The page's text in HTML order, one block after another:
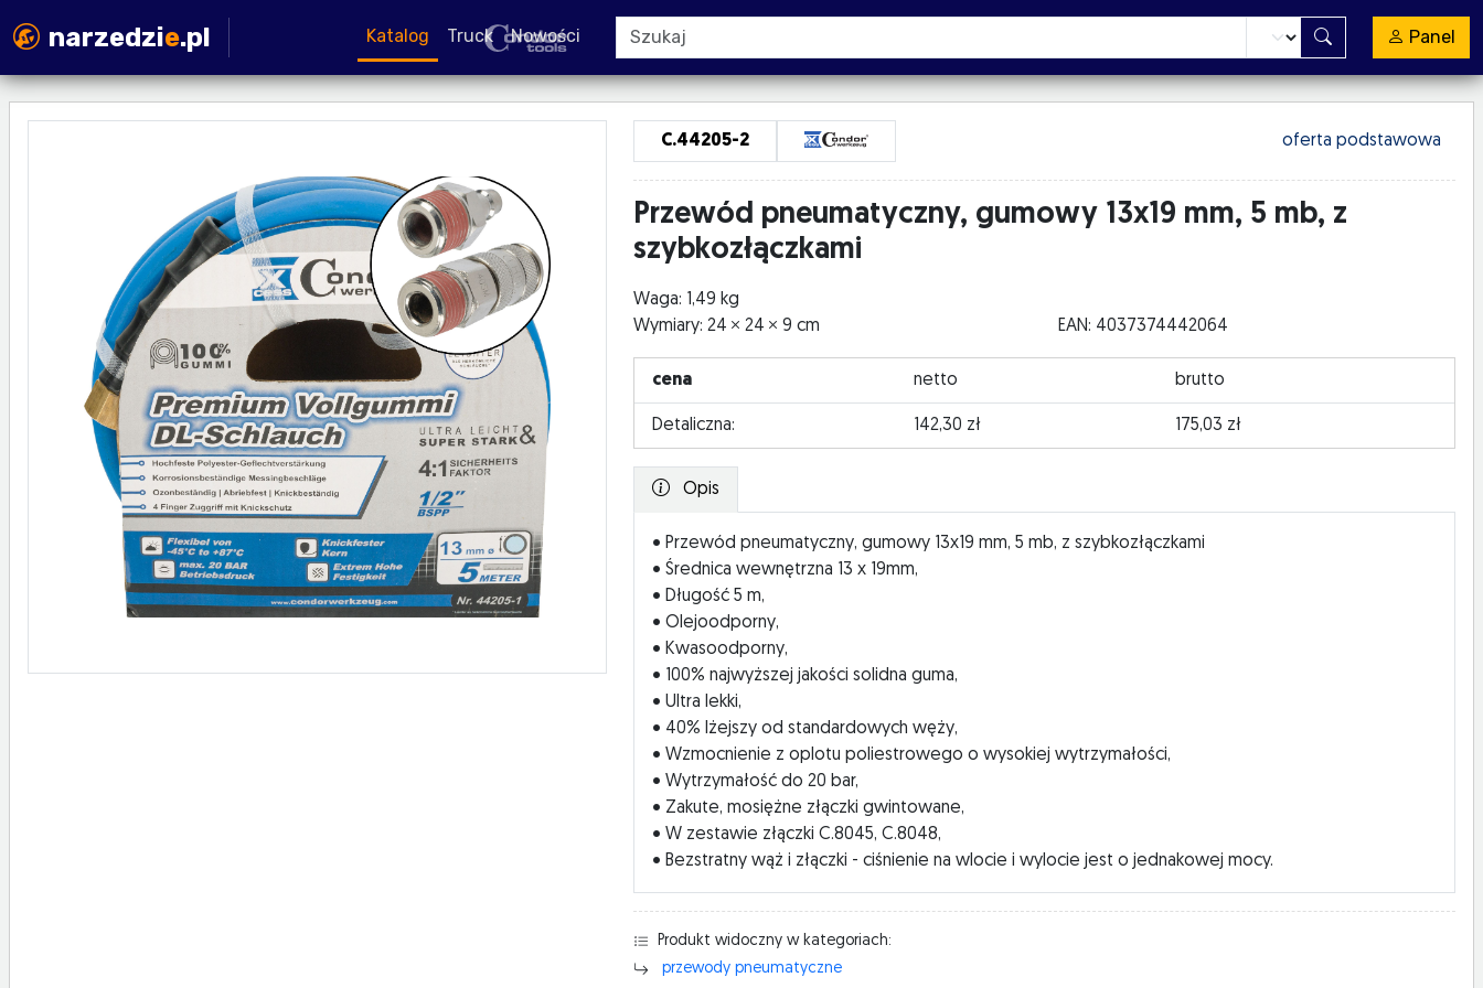
narzedzie.pl Katalog Truck Nowości Panel
C.44205-2 oferta podstawowa
Przewód pneumatyczny, gumowy 13x19 mm, 5 mb, z
szybkozłączkami
Waga: 1,49 kg
Wymiary: 24
24 9 cm EAN: 4037374442064
cena netto brutto
Detaliczna: 142,30 zł 175,03 zł
Opis
• Przewód pneumatyczny, gumowy 13x19 mm, 5 mb, z szybkozłączkami
• Średnica wewnętrzna 13 x 19mm,
• Długość 5 m,
• Olejoodporny,
• Kwasoodporny,
• 100% najwyższej jakości solidna guma,
• Ultra lekki,
• 40% lżejszy od standardowych węży,
• Wzmocnienie z oplotu poliestrowego o wysokiej wytrzymałości,
• Wytrzymałość do 20 bar,
• Zakute, mosiężne złączki gwintowane,
• W zestawie złączki C.8045, C.8048,
• Bezstratny wąż i złączki - ciśnienie na wlocie i wylocie jest o jednakowej mocy.
Produkt widoczny w kategoriach:
przewody pneumatyczne